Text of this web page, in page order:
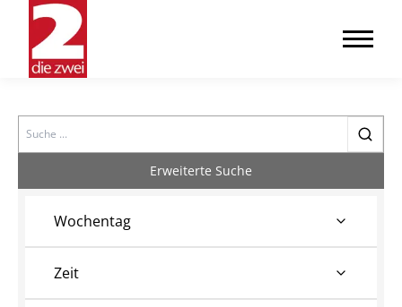
Search
Erweiterte Suche
Wochentag
Zeit